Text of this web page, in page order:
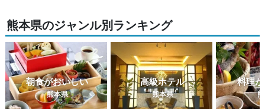
熊本県のジャンル別ランキング
朝食がおいしい
熊本県
高級ホテル
熊本県
料理